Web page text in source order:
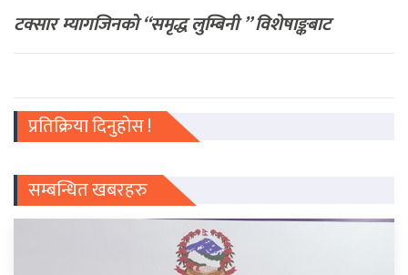
टक्सार म्यागजिनकाे “समृद्ध लुम्बिनी ” विशेषाङ्कबाट
प्रतिक्रिया दिनुहोस !
सम्बन्धित खबरहरु